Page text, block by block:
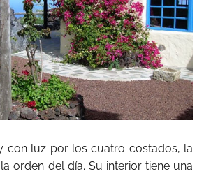
con luz por los cuatro costados, la
orden del día. Su interior tiene una